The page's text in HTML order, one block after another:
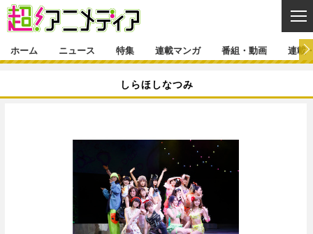
グッズ
声優
特集一覧 カバー
インタビュー
連載マンガ一覧 連載一覧
番組・動画一覧
動画
連載・ブログ一覧
ホーム ニュース 特集 連載マンガ 番組・動画 連載
しらほしなつみ